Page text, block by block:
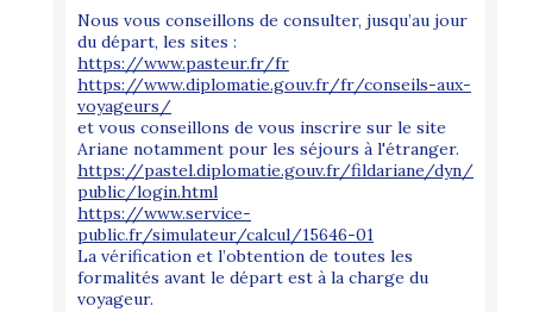
Nous vous conseillons de consulter, jusqu’au jour
du départ, les sites :
https://www.pasteur.fr/fr
https://www.diplomatie.gouv.fr/fr/conseils-aux-
voyageurs/
et vous conseillons de vous inscrire sur le site
Ariane notamment pour les séjours à l'étranger.
https://pastel.diplomatie.gouv.fr/fildariane/dyn/
public/login.html
https://www.service-
public.fr/simulateur/calcul/15646-01
La vérification et l’obtention de toutes les
formalités avant le départ est à la charge du
voyageur.